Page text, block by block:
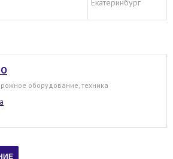
Екатеринбург
оборудование, техника